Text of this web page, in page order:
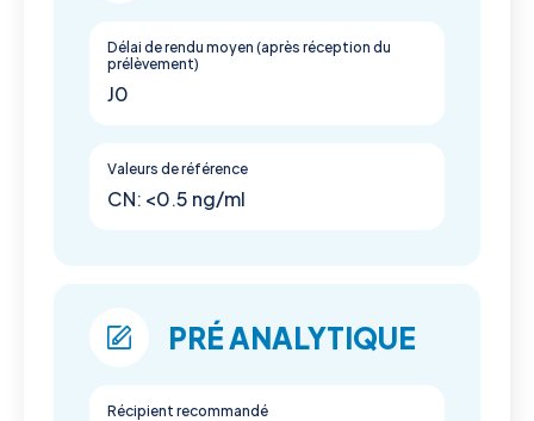
Délai de rendu moyen (après réception du
prélèvement)
J0
Valeurs de référence
CN: <0.5 ng/ml
PRÉ ANALYTIQUE
Récipient recommandé